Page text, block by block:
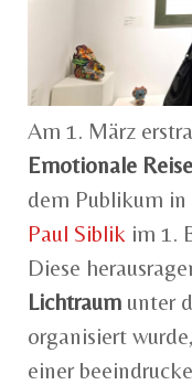
Am 1. März
Emotionale
dem Publikum in
Paul Siblik im 1.
Diese
Lichtraum unter
organisiert
einer